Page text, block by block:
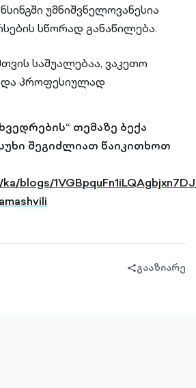
უმნიშვნელოვანესია
სწორად განაწილება.
საშუალებაა, ვაკეთო
და პროფესიულად
თემაზე ბექა
შეგიძლიათ წაიკითხოთ
blogs/
share-
გააზიარე